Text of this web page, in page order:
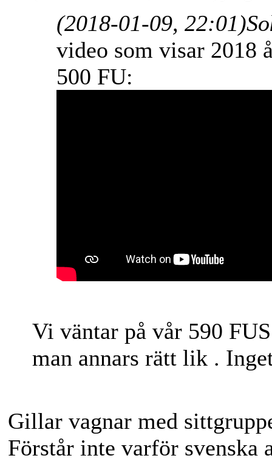
(2018-01-09, 22:01)
video som visar 2018
500 FU:
Vi väntar på vår 590
man annars rätt lik .
Gillar vagnar med
Förstår inte varför svenska